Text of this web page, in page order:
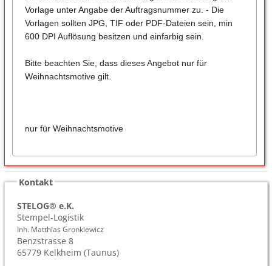
Vorlage unter Angabe der Auftragsnummer zu. - Die
Vorlagen sollten JPG, TIF oder PDF-Dateien sein, min
600 DPI Auflösung besitzen und einfarbig sein.
Bitte beachten Sie, dass dieses Angebot nur für
Weihnachtsmotive gilt.
nur für Weihnachtsmotive
Kontakt
STELOG® e.K.
Stempel-Logistik
Inh. Matthias Gronkiewicz
Benzstrasse 8
65779 Kelkheim (Taunus)